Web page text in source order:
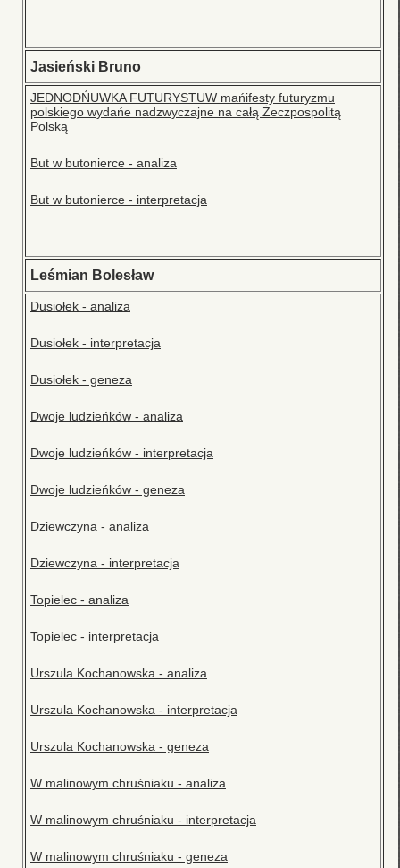
Jasieński Bruno
JEDNODŃUWKA FUTURYSTUW mańifesty futuryzmu
polskiego wydańe nadzwyczajne na całą Żeczpospolitą
Polską
But w butonierce - analiza
But w butonierce - interpretacja
Leśmian Bolesław
Dusiołek - analiza
Dusiołek - interpretacja
Dusiołek - geneza
Dwoje ludzieńków - analiza
Dwoje ludzieńków - interpretacja
Dwoje ludzieńków - geneza
Dziewczyna - analiza
Dziewczyna - interpretacja
Topielec - analiza
Topielec - interpretacja
Urszula Kochanowska - analiza
Urszula Kochanowska - interpretacja
Urszula Kochanowska - geneza
W malinowym chruśniaku - analiza
W malinowym chruśniaku - interpretacja
W malinowym chruśniaku - geneza